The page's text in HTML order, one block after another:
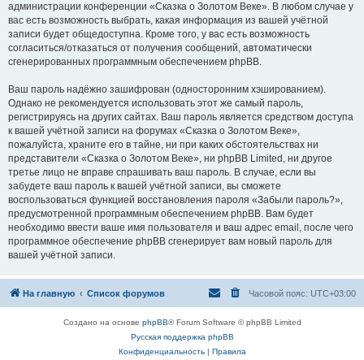
администрации конференции «Сказка о Золотом Веке». В любом случае у
вас есть возможность выбрать, какая информация из вашей учётной
записи будет общедоступна. Кроме того, у вас есть возможность
согласиться/отказаться от получения сообщений, автоматически
сгенерированных программным обеспечением phpBB.
Ваш пароль надёжно зашифрован (односторонним хэшированием).
Однако не рекомендуется использовать этот же самый пароль,
регистрируясь на других сайтах. Ваш пароль является средством доступа
к вашей учётной записи на форумах «Сказка о Золотом Веке»,
пожалуйста, храните его в тайне, ни при каких обстоятельствах ни
представители «Сказка о Золотом Веке», ни phpBB Limited, ни другое
третье лицо не вправе спрашивать ваш пароль. В случае, если вы
забудете ваш пароль к вашей учётной записи, вы сможете
воспользоваться функцией восстановления пароля «Забыли пароль?»,
предусмотренной программным обеспечением phpBB. Вам будет
необходимо ввести ваше имя пользователя и ваш адрес email, после чего
программное обеспечение phpBB сгенерирует вам новый пароль для
вашей учётной записи.
На главную Список форумов Часовой пояс: UTC+03:00
Создано на основе phpBB® Forum Software © phpBB Limited
Русская поддержка phpBB
Конфиденциальность| Правила